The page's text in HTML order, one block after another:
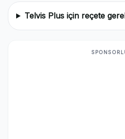
Telvis Plus için reçete